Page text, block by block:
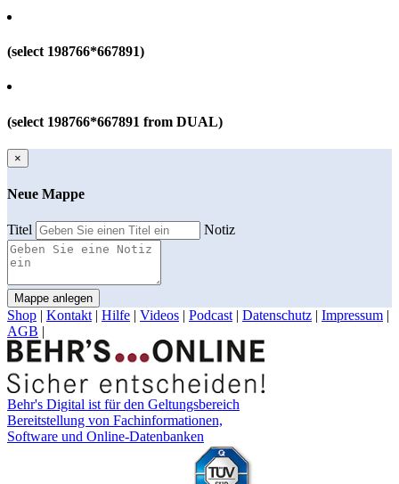
(select 198766*667891)
(select 198766*667891 from DUAL)
×
Neue Mappe
Titel Notiz
Mappe anlegen
Shop | Kontakt | Hilfe | Videos | Podcast | Datenschutz | Impressum |
AGB |
Behr's Digital ist für den Geltungsbereich
Bereitstellung von Fachinformationen,
Software und Online-Datenbanken